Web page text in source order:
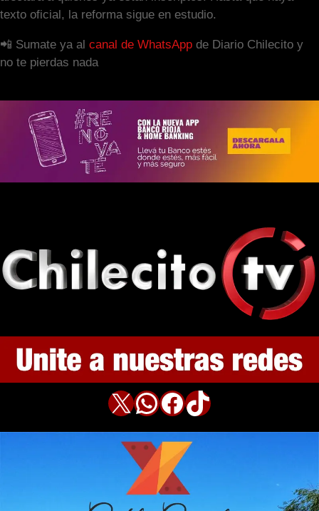
texto oficial, la reforma sigue en estudio.
📲 Sumate ya al canal de WhatsApp de Diario Chilecito y
no te pierdas nada
X WhatsApp Facebook TikTok